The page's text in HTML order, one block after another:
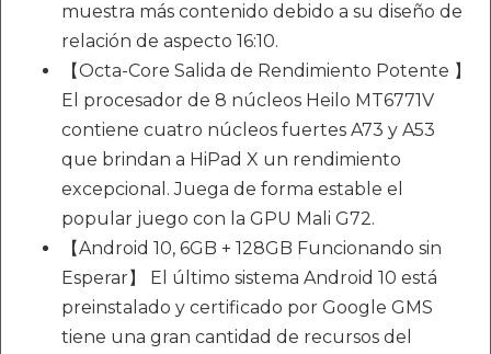
muestra más contenido debido a su diseño de
relación de aspecto 16:10.
【Octa-Core Salida de Rendimiento Potente 】
El procesador de 8 núcleos Heilo MT6771V
contiene cuatro núcleos fuertes A73 y A53
que brindan a HiPad X un rendimiento
excepcional. Juega de forma estable el
popular juego con la GPU Mali G72.
【Android 10, 6GB + 128GB Funcionando sin
Esperar】 El último sistema Android 10 está
preinstalado y certificado por Google GMS
tiene una gran cantidad de recursos del